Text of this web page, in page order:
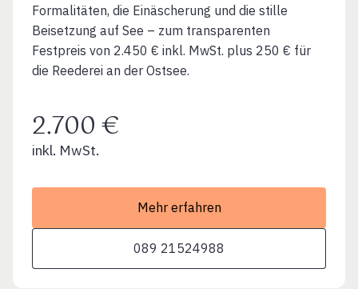
Formalitäten, die Einäscherung und die stille
Beisetzung auf See – zum transparenten
Festpreis von 2.450 € inkl. MwSt. plus 250 € für
die Reederei an der Ostsee.
2.700 €
inkl. MwSt.
Mehr erfahren
089 21524988